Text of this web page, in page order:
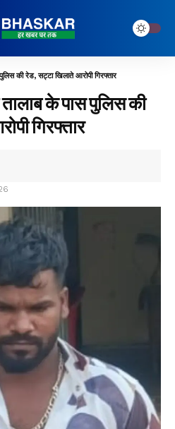
की रेड, सट्टा खिलाते आरोपी गिरफ्तार
तालाब के पास पुलिस की
गिरफ्तार